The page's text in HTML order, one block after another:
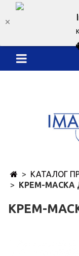
КАТАЛОГ
КРЕМ-МАСКА
КРЕМ-